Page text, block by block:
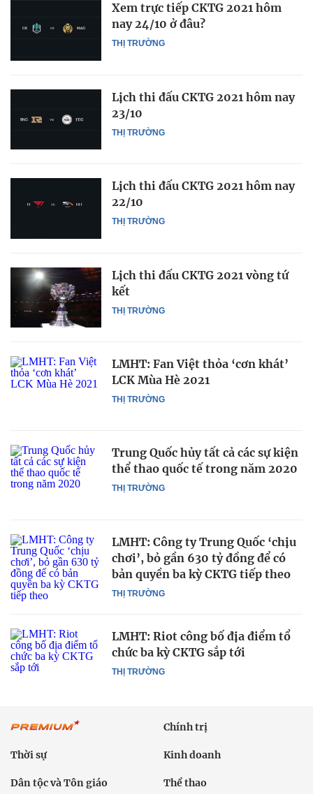
THỊ TRƯỜNG
Xem trực tiếp CKTG 2021 hôm
nay 24/10 ở đâu?
THỊ TRƯỜNG
Lịch thi đấu CKTG 2021 hôm nay
23/10
THỊ TRƯỜNG
Lịch thi đấu CKTG 2021 hôm nay
22/10
THỊ TRƯỜNG
Lịch thi đấu CKTG 2021 vòng tứ
kết
THỊ TRƯỜNG
LMHT: Fan Việt thỏa ‘cơn khát’
LCK Mùa Hè 2021
THỊ TRƯỜNG
Trung Quốc hủy tất cả các sự kiện
thể thao quốc tế trong năm 2020
THỊ TRƯỜNG
LMHT: Công ty Trung Quốc ‘chịu
chơi’, bỏ gần 630 tỷ đồng để có
bản quyền ba kỳ CKTG tiếp theo
THỊ TRƯỜNG
LMHT: Riot công bố địa điểm tổ
chức ba kỳ CKTG sắp tới
Chính trị
Thời sự Kinh doanh
Dân tộc và Tôn giáo Thể thao